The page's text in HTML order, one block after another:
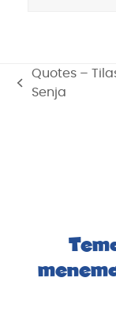
previous
Quotes –
Senja